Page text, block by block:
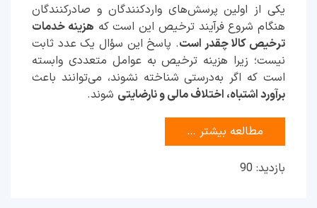
یکی از اولین پرسش‌های واردکنندگان و صادرکنندگان
هنگام شروع فرآیند ترخیص این است که هزینه خدمات
ترخیص کالا چقدر است. پاسخ این سؤال یک عدد ثابت
نیست؛ زیرا هزینه ترخیص به عوامل متعددی وابسته
است که اگر به‌درستی شناخته نشوند، می‌توانند باعث
برآورد اشتباه، اختلاف مالی و نارضایتی شوند.
مطالعه بیشتر …
بازدید: 90